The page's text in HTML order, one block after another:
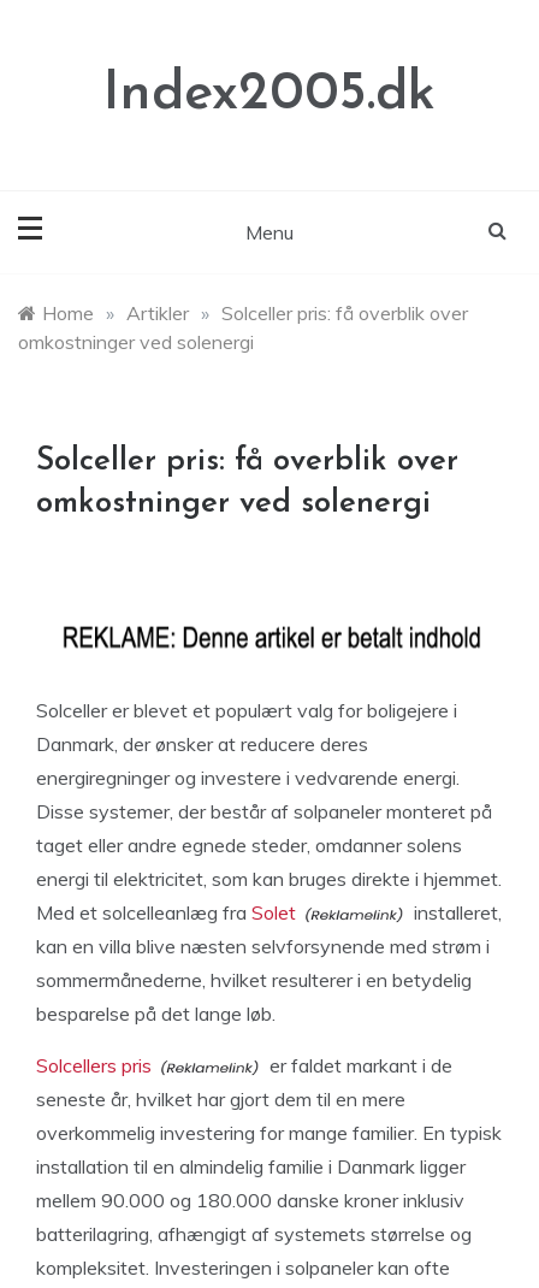
Index2005.dk
Menu
Home » Artikler » Solceller pris: få overblik over
omkostninger ved solenergi
Solceller pris: få overblik over
omkostninger ved solenergi
Solceller er blevet et populært valg for boligejere i
Danmark, der ønsker at reducere deres
energiregninger og investere i vedvarende energi.
Disse systemer, der består af solpaneler monteret på
taget eller andre egnede steder, omdanner solens
energi til elektricitet, som kan bruges direkte i hjemmet.
Med et solcelleanlæg fra Solet
installeret,
kan en villa blive næsten selvforsynende med strøm i
sommermånederne, hvilket resulterer i en betydelig
besparelse på det lange løb.
Solcellers pris
er faldet markant i de
seneste år, hvilket har gjort dem til en mere
overkommelig investering for mange familier. En typisk
installation til en almindelig familie i Danmark ligger
mellem 90.000 og 180.000 danske kroner inklusiv
batterilagring, afhængigt af systemets størrelse og
kompleksitet. Investeringen i solpaneler kan ofte